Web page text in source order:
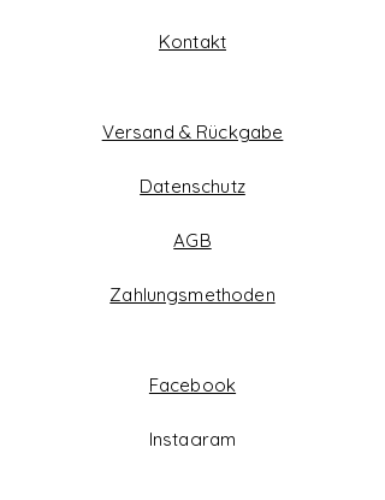
Kontakt
Versand & Rückgabe
Datenschutz
AGB
Zahlungsmethoden
Facebook
Instagram